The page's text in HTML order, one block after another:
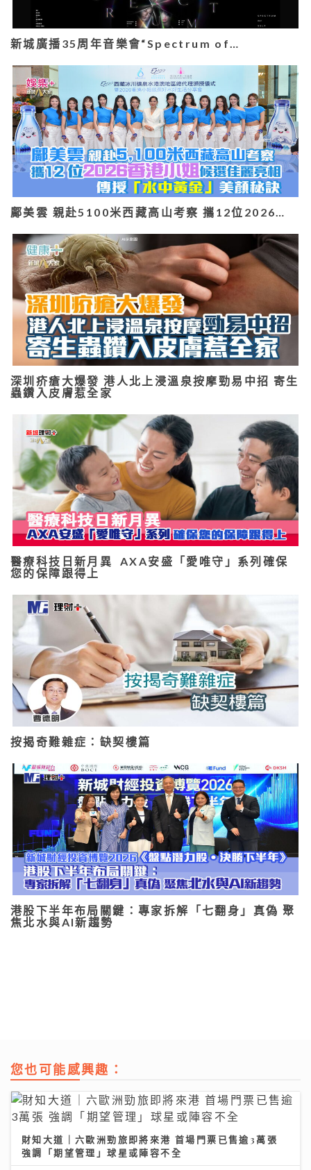
新城廣播35周年音樂會“Spectrum of…
鄺美雲 親赴5100米西藏高山考察 攜12位2026…
深圳疥瘡大爆發 港人北上浸溫泉按摩勁易中招 寄生
蟲鑽入皮膚惹全家
醫療科技日新月異 AXA安盛「愛唯守」系列確保
您的保障跟得上
按揭奇難雜症：缺契樓篇
港股下半年布局關鍵：專家拆解「七翻身」真偽 聚
焦北水與AI新趨勢
您也可能感興趣：
財知大道｜六歐洲勁旅即將來港 首場門票已售逾3萬張
強調「期望管理」球星或陣容不全